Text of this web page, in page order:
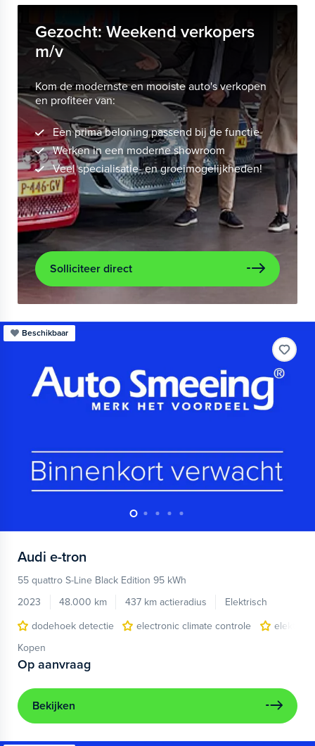
Gezocht: Weekend verkopers
m/v
Kom de modernste en mooiste auto's verkopen
en profiteer van:
Een prima beloning passend bij de functie
Werken in een moderne showroom
Veel specialisatie- en groeimogelijkheden!
Solliciteer direct
Beschikbaar
Audi e-tron
55 quattro S-Line Black Edition 95 kWh
2023
48.000 km 437 km actieradius
Elektrisch
dodehoek detectie
electronic climate controle
Kopen
Op aanvraag
Bekijken